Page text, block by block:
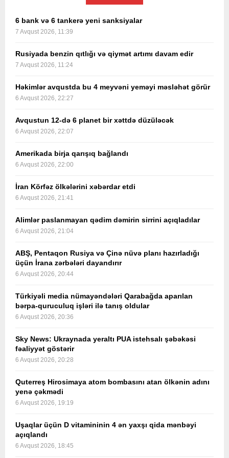
6 bank və 6 tankerə yeni sanksiyalar
7 Avqust 2026, 11:39
Rusiyada benzin qıtlığı və qiymət artımı davam edir
7 Avqust 2026, 11:24
Həkimlər avqustda bu 4 meyvəni yeməyi məsləhət görür
6 Avqust 2026, 22:27
Avqustun 12-də 6 planet bir xəttdə düzüləcək
6 Avqust 2026, 22:07
Amerikada birja qarışıq bağlandı
6 Avqust 2026, 22:00
İran Körfəz ölkələrini xəbərdar etdi
6 Avqust 2026, 21:41
Alimlər paslanmayan qədim dəmirin sirrini açıqladılar
6 Avqust 2026, 21:04
ABŞ, Pentaqon Rusiya və Çinə nüvə planı hazırladığı
üçün İrana zərbələri dayandırır
6 Avqust 2026, 20:44
Türkiyəli media nümayəndələri Qarabağda aparılan
bərpa-quruculuq işləri ilə tanış oldular
6 Avqust 2026, 20:36
Sky News: Ukraynada yeraltı PUA istehsalı şəbəkəsi
fəaliyyət göstərir
6 Avqust 2026, 20:28
Quterreş Hirosimaya atom bombasını atan ölkənin adını
yenə çəkmədi
6 Avqust 2026, 19:19
Uşaqlar üçün D vitamininin 4 ən yaxşı qida mənbəyi
açıqlandı
6 Avqust 2026, 18:45